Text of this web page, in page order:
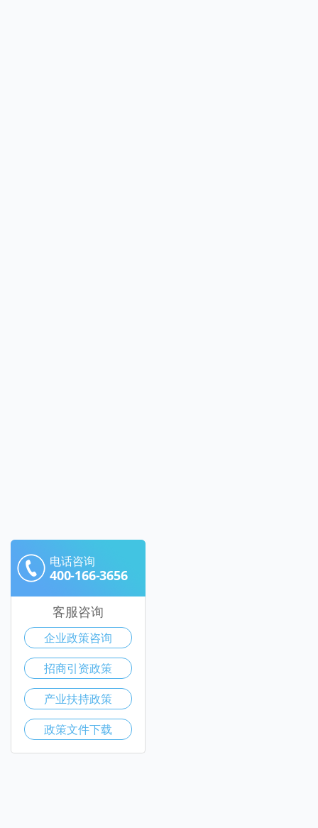
电话咨询
400-166-3656
客服咨询
企业政策咨询
招商引资政策
产业扶持政策
政策文件下载